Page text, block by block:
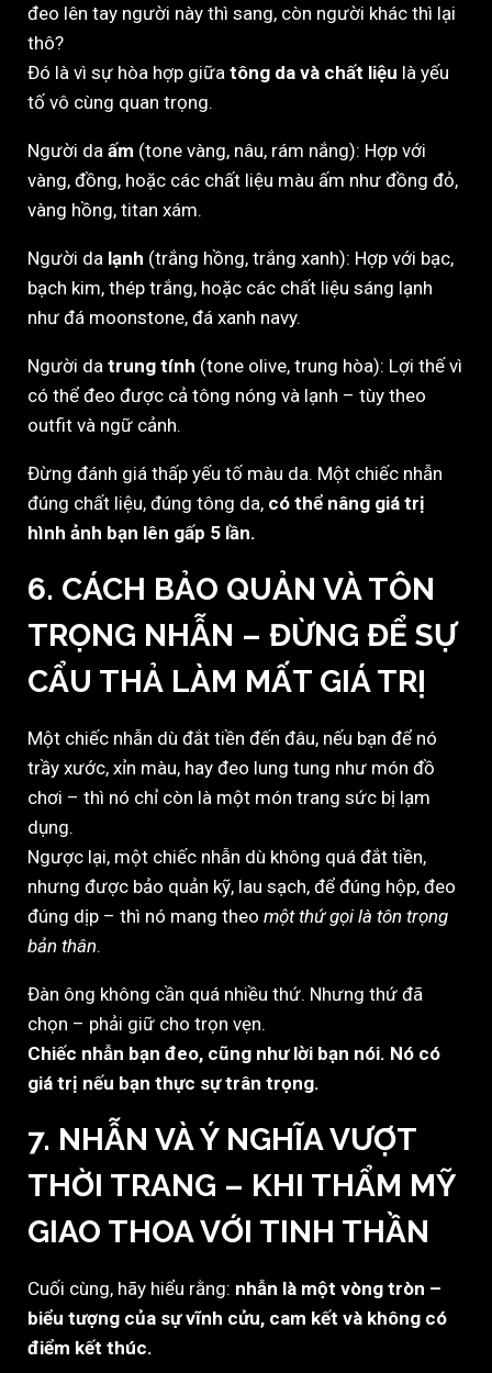
đeo lên tay người này thì sang, còn người khác thì lại
thô?
Đó là vì sự hòa hợp giữa tông da và chất liệu là yếu
tố vô cùng quan trọng.
Người da ấm (tone vàng, nâu, rám nắng): Hợp với
vàng, đồng, hoặc các chất liệu màu ấm như đồng đỏ,
vàng hồng, titan xám.
Người da lạnh (trắng hồng, trắng xanh): Hợp với bạc,
bạch kim, thép trắng, hoặc các chất liệu sáng lạnh
như đá moonstone, đá xanh navy.
Người da trung tính (tone olive, trung hòa): Lợi thế vì
có thể đeo được cả tông nóng và lạnh – tùy theo
outfit và ngữ cảnh.
Đừng đánh giá thấp yếu tố màu da. Một chiếc nhẫn
đúng chất liệu, đúng tông da, có thể nâng giá trị
hình ảnh bạn lên gấp 5 lần.
6. CÁCH BẢO QUẢN VÀ TÔN
TRỌNG NHẪN – ĐỪNG ĐỂ SỰ
CẨU THẢ LÀM MẤT GIÁ TRỊ
Một chiếc nhẫn dù đắt tiền đến đâu, nếu bạn để nó
trầy xước, xỉn màu, hay đeo lung tung như món đồ
chơi – thì nó chỉ còn là một món trang sức bị lạm
dụng.
Ngược lại, một chiếc nhẫn dù không quá đắt tiền,
nhưng được bảo quản kỹ, lau sạch, để đúng hộp, đeo
đúng dịp – thì nó mang theo một thứ gọi là tôn trọng
bản thân.
Đàn ông không cần quá nhiều thứ. Nhưng thứ đã
chọn – phải giữ cho trọn vẹn.
Chiếc nhẫn bạn đeo, cũng như lời bạn nói. Nó có
giá trị nếu bạn thực sự trân trọng.
7. NHẪN VÀ Ý NGHĨA VƯỢT
THỜI TRANG – KHI THẨM MỸ
GIAO THOA VỚI TINH THẦN
Cuối cùng, hãy hiểu rằng: nhẫn là một vòng tròn –
biểu tượng của sự vĩnh cửu, cam kết và không có
điểm kết thúc.